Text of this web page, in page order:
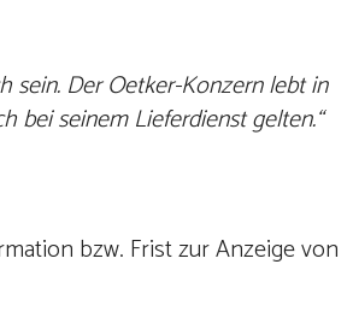
sein. Der Oetker-Konzern lebt in
bei seinem Lieferdienst gelten.“
bzw. Frist zur Anzeige von